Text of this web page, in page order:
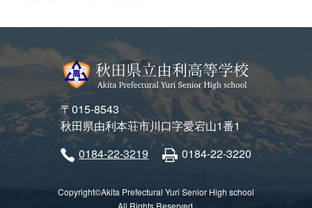
〒015-8543
秋田県由利本荘市川口字愛宕山1番1
0184-22-3219
0184-22-3220
Copyright©Akita Prefectural Yuri Senior High school